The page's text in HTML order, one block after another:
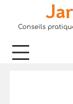
contentConseils